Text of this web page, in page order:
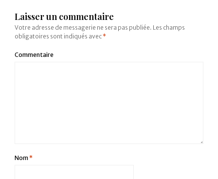
Laisser un commentaire
Votre adresse de messagerie ne sera pas publiée. Les champs
obligatoires sont indiqués avec*
Commentaire
Nom*